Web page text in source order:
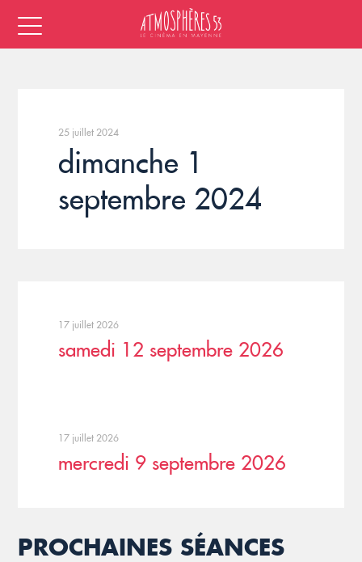
25 juillet 2024
dimanche 1
septembre 2024
17 juillet 2026
samedi 12 septembre 2026
17 juillet 2026
mercredi 9 septembre 2026
PROCHAINES SÉANCES